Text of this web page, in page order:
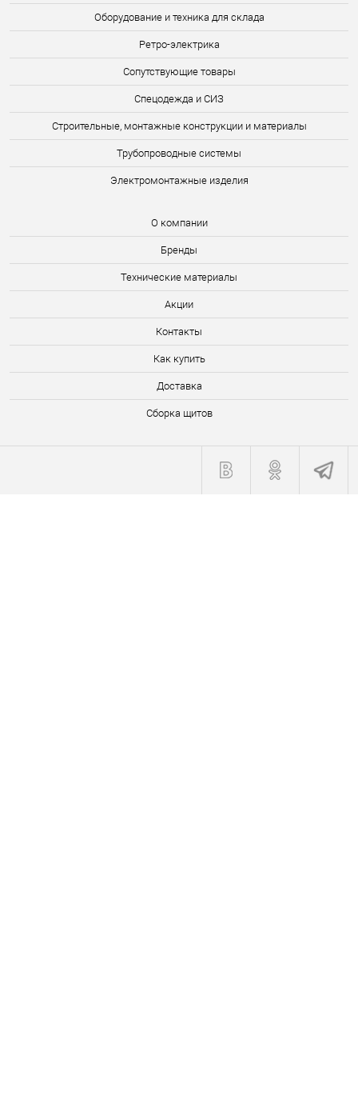
Оборудование и техника для склада
Ретро-электрика
Сопутствующие товары
Спецодежда и СИЗ
Строительные, монтажные конструкции и материалы
Трубопроводные системы
Электромонтажные изделия
О компании
Бренды
Технические материалы
Акции
Контакты
Как купить
Доставка
Сборка щитов